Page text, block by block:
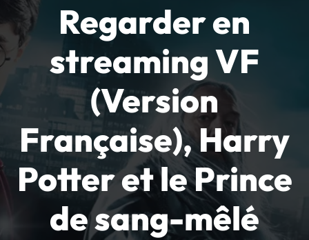
Regarder en
streaming VF
(Version
Française), Harry
Potter et le Prince
de sang-mêlé